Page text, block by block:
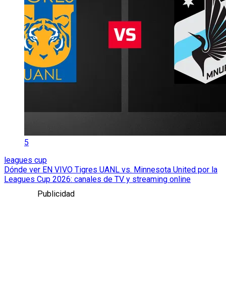
5
leagues cup
Dónde ver EN VIVO Tigres UANL vs. Minnesota United por la
Leagues Cup 2026: canales de TV y streaming online
Publicidad